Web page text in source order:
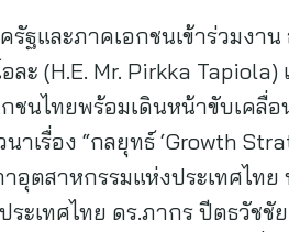
ฐและภาคเอกชนเข้าร่วมงา
ะ (H.E. Mr. Pirkka
ชนไทยพร้อมเดินหน้าขับเคลื่
เรื่อง “กลยุทธ์ ‘Growth
าอุตสาหกรรมแห่งประเทศไท
ะเทศไทย ดร.ภากร ปีตธวัชชั